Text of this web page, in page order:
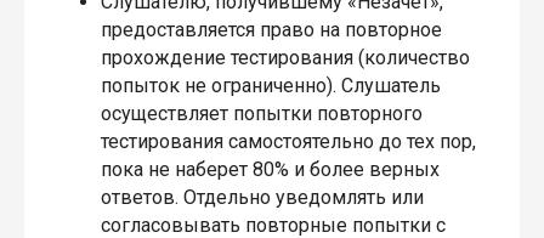
предоставляется право на повторное
прохождение тестирования (количество
попыток не ограниченно). Слушатель
осуществляет попытки повторного
тестирования самостоятельно до тех пор,
пока не наберет 80% и более верных
ответов. Отдельно уведомлять или
согласовывать повторные попытки с